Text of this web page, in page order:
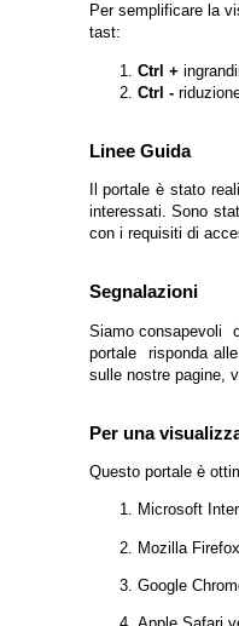
Per semplificare la
tast:
Ctrl +
Ctrl -
Linee Guida
Il portale è stato
interessati. Sono
con i requisiti di
Segnalazioni
Siamo consapevoli
portale risponda
sulle nostre pagine,
Per una
Questo portale è
Microsoft
Mozilla
Google